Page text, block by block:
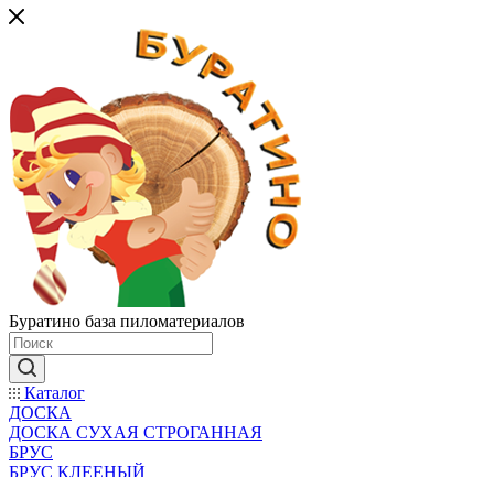
Буратино база пиломатериалов
Каталог
ДОСКА
ДОСКА СУХАЯ СТРОГАННАЯ
БРУС
БРУС КЛЕЕНЫЙ